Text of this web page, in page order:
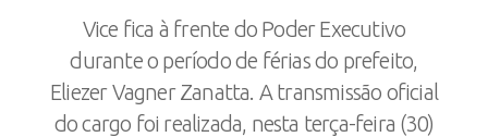
Vice fica à frente do Poder Executivo
durante o período de férias do prefeito,
Eliezer Vagner Zanatta. A transmissão oficial
do cargo foi realizada, nesta terça-feira (30)